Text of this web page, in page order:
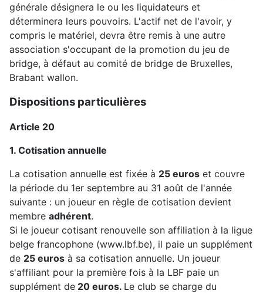
générale désignera le ou les liquidateurs et
déterminera leurs pouvoirs. L'actif net de l'avoir, y
compris le matériel, devra être remis à une autre
association s'occupant de la promotion du jeu de
bridge, à défaut au comité de bridge de Bruxelles,
Brabant wallon.
Dispositions particulières
Article 20
1. Cotisation annuelle
La cotisation annuelle est fixée à 25 euros et couvre
la période du 1er septembre au 31 août de l'année
suivante : un joueur en règle de cotisation devient
membre adhérent.
Si le joueur cotisant renouvelle son affiliation à la ligue
belge francophone (www.lbf.be), il paie un supplément
de 25 euros à sa cotisation annuelle. Un joueur
s'affiliant pour la première fois à la LBF paie un
supplément de 20 euros. Le club se charge du